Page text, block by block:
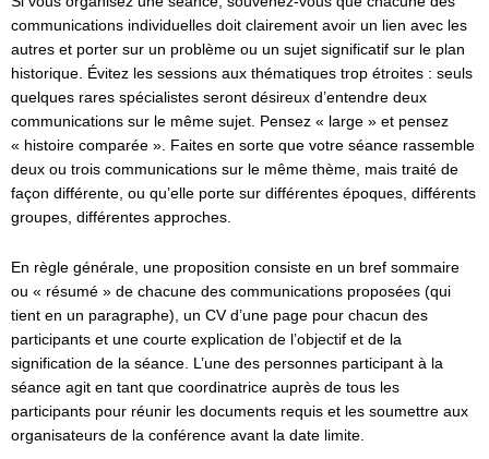
communications individuelles doit clairement avoir un lien avec les
autres et porter sur un problème ou un sujet significatif sur le plan
historique. Évitez les sessions aux thématiques trop étroites : seuls
quelques rares spécialistes seront désireux d’entendre deux
communications sur le même sujet. Pensez « large » et pensez
« histoire comparée ». Faites en sorte que votre séance rassemble
deux ou trois communications sur le même thème, mais traité de
façon différente, ou qu’elle porte sur différentes époques, différents
groupes, différentes approches.
En règle générale, une proposition consiste en un bref sommaire
ou « résumé » de chacune des communications proposées (qui
tient en un paragraphe), un CV d’une page pour chacun des
participants et une courte explication de l’objectif et de la
signification de la séance. L’une des personnes participant à la
séance agit en tant que coordinatrice auprès de tous les
participants pour réunir les documents requis et les soumettre aux
organisateurs de la conférence avant la date limite.